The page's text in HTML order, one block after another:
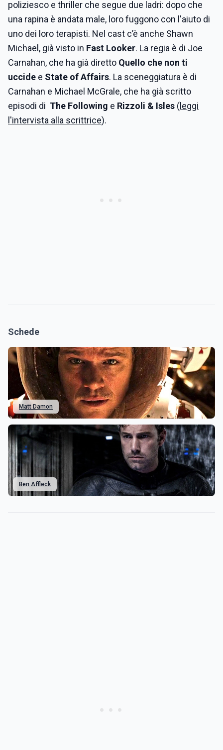
poliziesco e thriller che segue due ladri: dopo che
una rapina è andata male, loro fuggono con l'aiuto di
uno dei loro terapisti. Nel cast c’è anche Shawn
Michael, già visto in Fast Looker. La regia è di Joe
Carnahan, che ha già diretto Quello che non ti
uccide e State of Affairs. La sceneggiatura è di
Carnahan e Michael McGrale, che ha già scritto
episodi di The Following e Rizzoli & Isles ( leggi
l'intervista alla scrittrice).
Schede
Matt Damon
Ben Affleck